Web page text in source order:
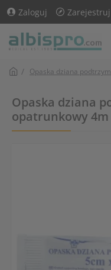
Zaloguj Zarejestruj
Opaska dziana
Opaska dziana
opatrunkowy 4m